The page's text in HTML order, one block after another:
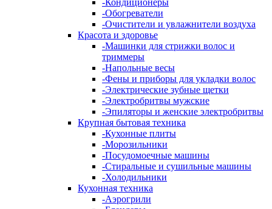
-Кондиционеры
-Обогреватели
-Очистители и увлажнители воздуха
Красота и здоровье
-Машинки для стрижки волос и
триммеры
-Напольные весы
-Фены и приборы для укладки волос
-Электрические зубные щетки
-Электробритвы мужские
-Эпиляторы и женские электробритвы
Крупная бытовая техника
-Кухонные плиты
-Морозильники
-Посудомоечные машины
-Стиральные и сушильные машины
-Холодильники
Кухонная техника
-Аэрогрили